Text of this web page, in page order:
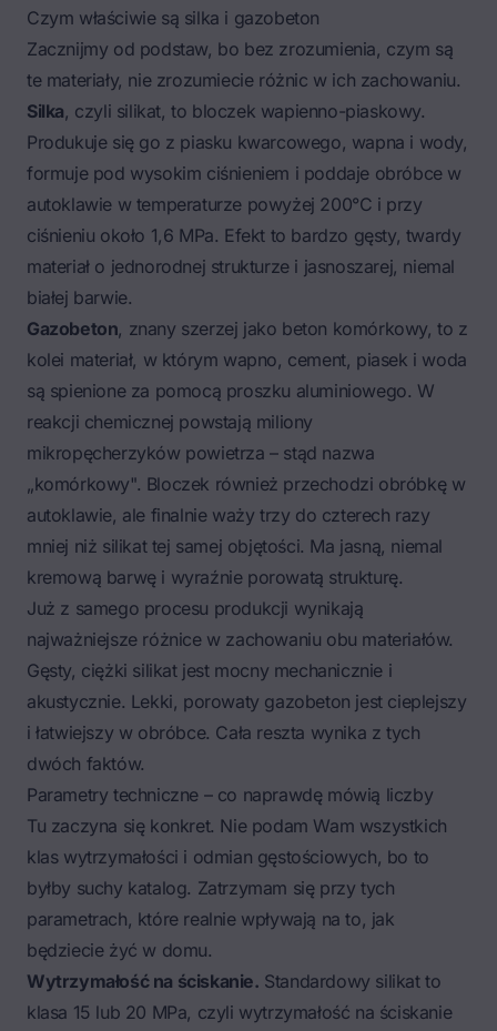
Czym właściwie są silka i gazobeton
Zacznijmy od podstaw, bo bez zrozumienia, czym są
te materiały, nie zrozumiecie różnic w ich zachowaniu.
Silka, czyli silikat, to bloczek wapienno-piaskowy.
Produkuje się go z piasku kwarcowego, wapna i wody,
formuje pod wysokim ciśnieniem i poddaje obróbce w
autoklawie w temperaturze powyżej 200°C i przy
ciśnieniu około 1,6 MPa. Efekt to bardzo gęsty, twardy
materiał o jednorodnej strukturze i jasnoszarej, niemal
białej barwie.
Gazobeton, znany szerzej jako beton komórkowy, to z
kolei materiał, w którym wapno, cement, piasek i woda
są spienione za pomocą proszku aluminiowego. W
reakcji chemicznej powstają miliony
mikropęcherzyków powietrza – stąd nazwa
„komórkowy". Bloczek również przechodzi obróbkę w
autoklawie, ale finalnie waży trzy do czterech razy
mniej niż silikat tej samej objętości. Ma jasną, niemal
kremową barwę i wyraźnie porowatą strukturę.
Już z samego procesu produkcji wynikają
najważniejsze różnice w zachowaniu obu materiałów.
Gęsty, ciężki silikat jest mocny mechanicznie i
akustycznie. Lekki, porowaty gazobeton jest cieplejszy
i łatwiejszy w obróbce. Cała reszta wynika z tych
dwóch faktów.
Parametry techniczne – co naprawdę mówią liczby
Tu zaczyna się konkret. Nie podam Wam wszystkich
klas wytrzymałości i odmian gęstościowych, bo to
byłby suchy katalog. Zatrzymam się przy tych
parametrach, które realnie wpływają na to, jak
będziecie żyć w domu.
Wytrzymałość na ściskanie. Standardowy silikat to
klasa 15 lub 20 MPa, czyli wytrzymałość na ściskanie